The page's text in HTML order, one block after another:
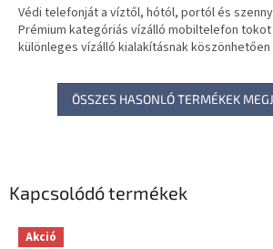
Kapcsolódó termékek
Akció
Védi telefonját a víztől, hótól, portól és
Prémium kategóriás vízálló mobiltelefon tokot
különleges vízálló kialakításnak köszönhetően
ÖSSZES HASONLÓ TERMÉKEK